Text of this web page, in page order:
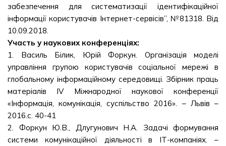
забезпечення для систематизації ідентифікаційної
інформації користувачів Інтернет-сервісів”, №81318. Від
10.09.2018.
Участь у наукових конференціях:
1. Василь Білик, Юрій Форкун. Організація моделі
управління групою користувачів соціальної мережі в
глобальному інформаційному середовищі. Збірник праць
матеріалів IV Міжнародної наукової конференції
«Інформація, комунікація, суспільство 2016». – Львів –
2016.с. 40-41
2. Форкун Ю.В., Длугунович Н.А. Задачі формування
системи комунікаційної діяльності в ІТ-компаніях. –